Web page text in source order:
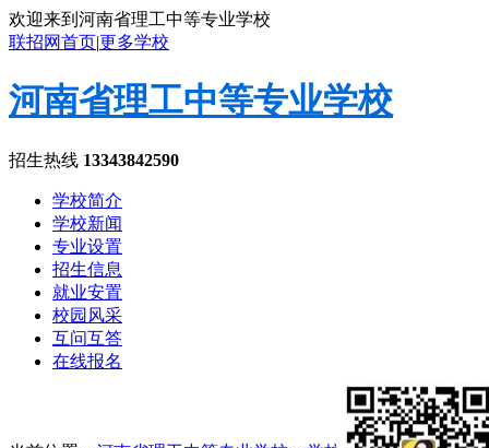
欢迎来到河南省理工中等专业学校
联招网首页|更多学校
河南省理工中等专业学校
招生热线 13343842590
学校简介
学校新闻
专业设置
招生信息
就业安置
校园风采
互问互答
在线报名